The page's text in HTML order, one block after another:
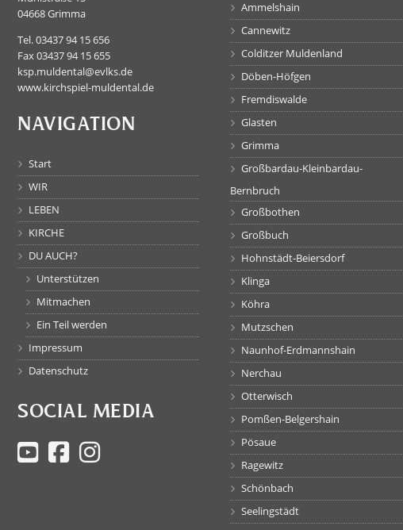
04668 Grimma
Tel. 03437 94 15 656
Fax 03437 94 15 655
ksp.muldental@evlks.de
www.kirchspiel-muldental.de
NAVIGATION
Start
WIR
LEBEN
KIRCHE
DU AUCH?
Unterstützen
Mitmachen
Ein Teil werden
Impressum
Datenschutz
SOCIAL MEDIA
Ammelshain
Cannewitz
Colditzer Muldenland
Döben-Höfgen
Fremdiswalde
Glasten
Grimma
Großbardau-Kleinbardau-
Bernbruch
Großbothen
Großbuch
Hohnstädt-Beiersdorf
Klinga
Köhra
Mutzschen
Naunhof-Erdmannshain
Nerchau
Otterwisch
Pomßen-Belgershain
Pösaue
Ragewitz
Schönbach
Seelingstädt